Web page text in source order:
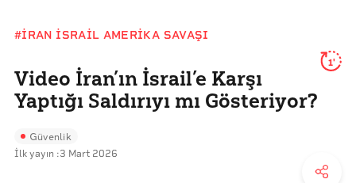
#İRAN İSRAIL AMERIKA SAVAŞI
Video İran’ın İsrail’e Karşı
Yaptığı Saldırıyı mı Gösteriyor?
1'
Güvenlik
İlk yayın :3 Mart 2026